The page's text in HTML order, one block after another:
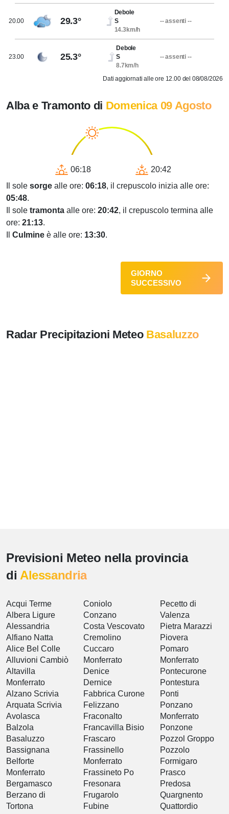
20.00 29.3°
Debole
S
14.3km/h
-- assenti --
23.00 25.3°
Debole
S
8.7km/h
-- assenti --
Dati aggiornati alle ore 12.00 del 08/08/2026
Alba e Tramonto di Domenica 09 Agosto
06:18
20:42
Il sole sorge alle ore: 06:18, il crepuscolo inizia alle ore:
05:48.
Il sole tramonta alle ore: 20:42, il crepuscolo termina alle
ore: 21:13.
Culmine è alle ore: 13:30.
GIORNO
SUCCESSIVO
Radar Precipitazioni Meteo Basaluzzo
Previsioni Meteo nella provincia
di Alessandria
Acqui Terme
Albera Ligure
Alessandria
Alfiano Natta
Alice Bel Colle
Alluvioni Cambiò
Altavilla
Monferrato
Alzano Scrivia
Arquata Scrivia
Avolasca
Balzola
Basaluzzo
Bassignana
Belforte
Monferrato
Bergamasco
Berzano di
Tortona
Coniolo
Conzano
Costa Vescovato
Cremolino
Cuccaro
Monferrato
Denice
Dernice
Fabbrica Curone
Felizzano
Fraconalto
Francavilla Bisio
Frascaro
Frassinello
Monferrato
Frassineto Po
Fresonara
Frugarolo
Fubine
Pecetto di
Valenza
Pietra Marazzi
Piovera
Pomaro
Monferrato
Pontecurone
Pontestura
Ponti
Ponzano
Monferrato
Ponzone
Pozzol Groppo
Pozzolo
Formigaro
Prasco
Predosa
Quargnento
Quattordio